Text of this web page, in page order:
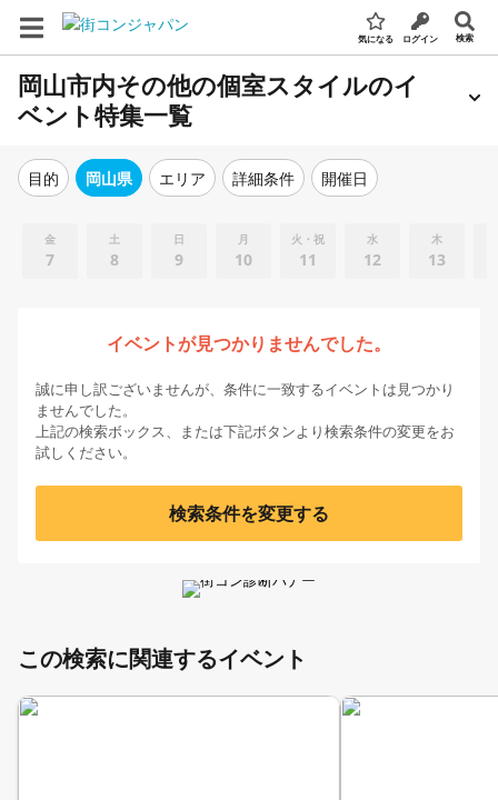
気になる ログイン 検索
岡山市内その他の個室スタイルのイ
ベント特集一覧
目的 岡山県 エリア 詳細条件 開催日
金
7
土
8
日
9
月
10
火・祝
11
水
12
木
13
イベントが見つかりませんでした。
誠に申し訳ございませんが、条件に一致するイベントは見つかり
ませんでした。
上記の検索ボックス、または下記ボタンより検索条件の変更をお
試しください。
検索条件を変更する
この検索に関連するイベント